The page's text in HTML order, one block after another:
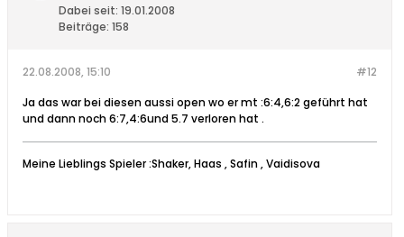
Dabei seit: 19.01.2008
Beiträge: 158
#12
22.08.2008, 15:10
Ja das war bei diesen aussi open wo er mt :6:4,6:2 geführt hat
und dann noch 6:7,4:6und 5.7 verloren hat .
Meine Lieblings Spieler :Shaker, Haas , Safin , Vaidisova